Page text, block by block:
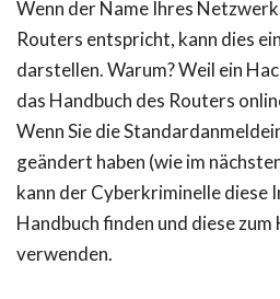
Wenn der Name Ihres
Routers entspricht, kann dies
darstellen. Warum? Weil ein
das Handbuch des Routers
Wenn Sie die
geändert haben (wie im
kann der Cyberkriminelle diese
Handbuch finden und diese
verwenden.